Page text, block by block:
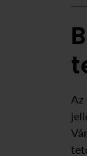
Az